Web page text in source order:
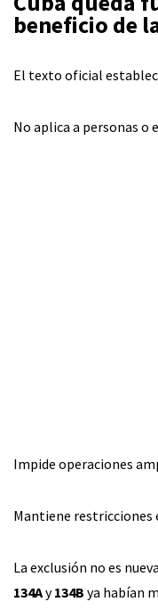
beneficio de
El texto oficial
No aplica a personas o
Impide operaciones
Mantiene restricciones
La exclusión no es
134Ay134B ya habían